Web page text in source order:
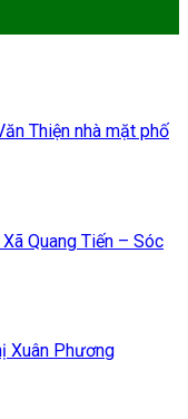
Thiện nhà mặt phố
Quang Tiến – Sóc
Xuân Phương